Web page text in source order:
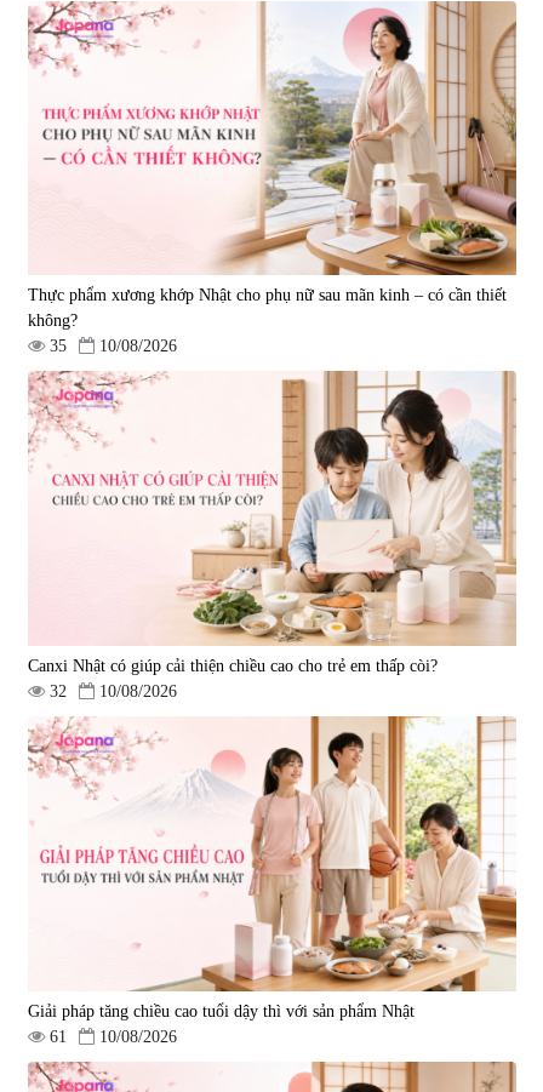
Thực phẩm xương khớp Nhật cho phụ nữ sau mãn kinh – có cần thiết
không?
35
10/08/2026
Canxi Nhật có giúp cải thiện chiều cao cho trẻ em thấp còi?
32
10/08/2026
Giải pháp tăng chiều cao tuổi dậy thì với sản phẩm Nhật
61
10/08/2026